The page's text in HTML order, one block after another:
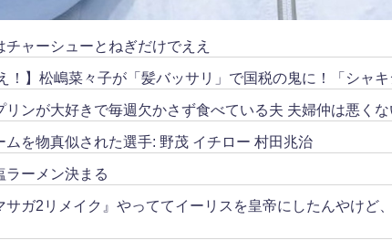
チャーシューとねぎだけでええ
！】松嶋菜々子が「髪バッサリ」で国税の鬼に！「シャ
リンが大好きで毎週欠かさず食べている夫 夫婦仲は悪く
ムを物真似された選手: 野茂 イチロー 村田兆治
ラーメン決まる
サガ2リメイク』やっててイーリスを皇帝にしたんやけど